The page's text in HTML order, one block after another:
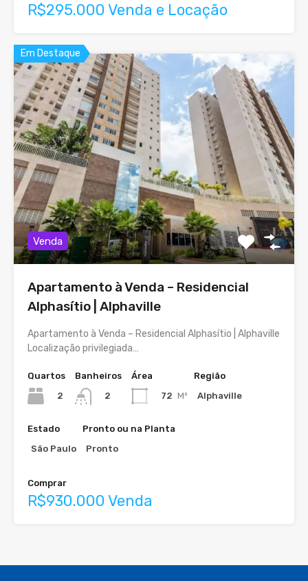
R$295.000 Venda e Locação
Em Destaque
Venda
Apartamento à Venda – Residencial
Alphasítio | Alphaville
Apartamento à Venda – Residencial Alphasítio | Alphaville
Localização privilegiada…
Quartos
2
Banheiros
2
Área
72 M²
Região
Alphaville
Estado
São Paulo
Pronto ou na Planta
Pronto
Comprar
R$930.000 Venda